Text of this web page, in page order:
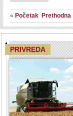
« Početak Prethodna
PRIVREDA